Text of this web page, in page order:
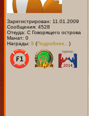
Зарегистрирован: 11.01.2009
Сообщения: 4528
Откуда: С Говорящего острова
Манат: 0
Награды: 9 (Подробнее... )